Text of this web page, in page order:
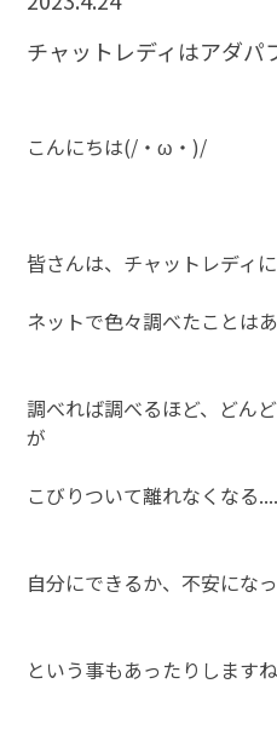
チャットレディはアダパ
こんにちは(/・ω・)/
皆さんは、チャットレディ
ネットで色々調べたことは
調べれば調べるほど、どん
が
こびりついて離れなくなる....
自分にできるか、不安にな
という事もあったりします